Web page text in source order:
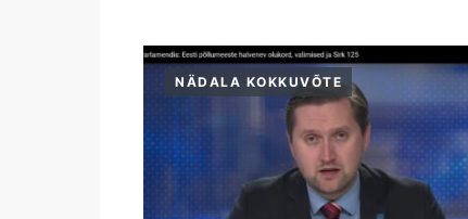
NÄDALA KOKKUVÕTE